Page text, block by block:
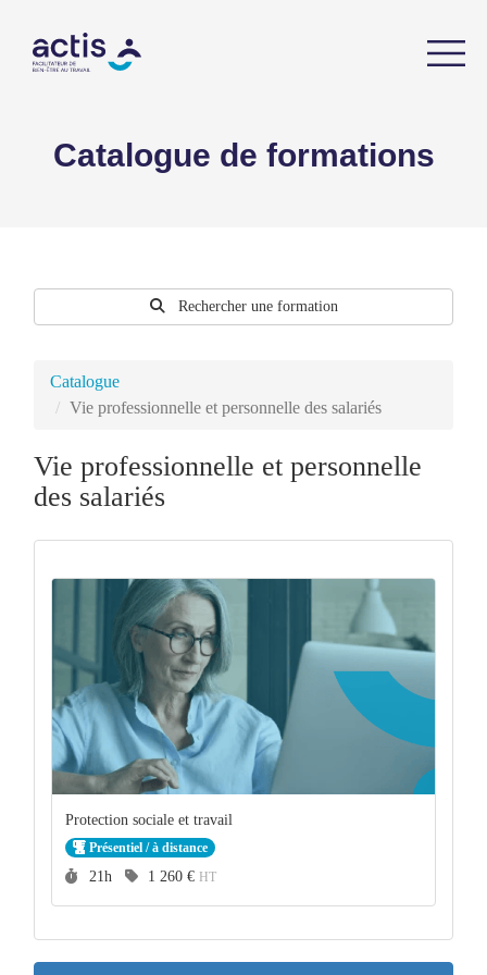
Catalogue de formations
Rechercher une formation
Catalogue
Vie professionnelle et personnelle des salariés
Vie professionnelle et personnelle
des salariés
Protection sociale et travail
Présentiel / à distance
Durée :
21h Prix :
1 260 € HT